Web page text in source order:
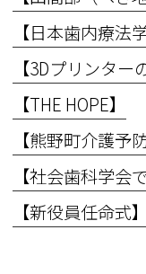
【日本歯内療法
【3Dプリンター
【THE HOPE】
【社会歯科学会
【新役員任命式】